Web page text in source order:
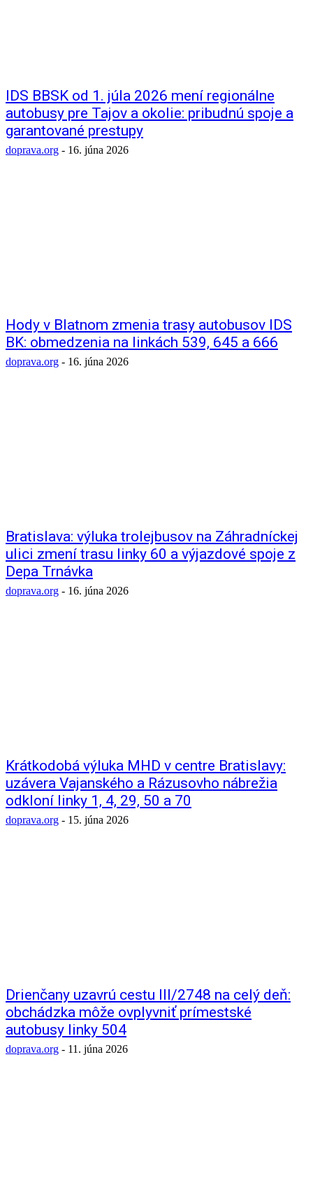
IDS BBSK od 1. júla 2026 mení regionálne
autobusy pre Tajov a okolie: pribudnú spoje a
garantované prestupy
doprava.org - 16. júna 2026
Hody v Blatnom zmenia trasy autobusov IDS
BK: obmedzenia na linkách 539, 645 a 666
doprava.org - 16. júna 2026
Bratislava: výluka trolejbusov na Záhradníckej
ulici zmení trasu linky 60 a výjazdové spoje z
Depa Trnávka
doprava.org - 16. júna 2026
Krátkodobá výluka MHD v centre Bratislavy:
uzávera Vajanského a Rázusovho nábrežia
odkloní linky 1, 4, 29, 50 a 70
doprava.org - 15. júna 2026
Drienčany uzavrú cestu III/2748 na celý deň:
obchádzka môže ovplyvniť prímestské
autobusy linky 504
doprava.org - 11. júna 2026